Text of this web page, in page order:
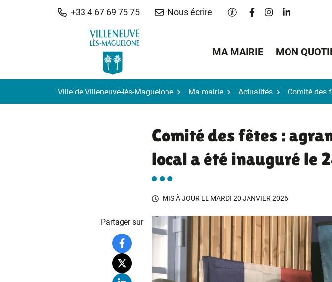
+33 4 67 69 75 75 Nous écrire Paramètres d'accessibilité
Lien vers le compte
Lien vers le
Lien vers le
MA MAIRIE MON
Ville de Villeneuve-lès-Maguelone Ma mairie Actualités Comité des
Comité des fêtes :
local a été inauguré le
MIS À JOUR LE MARDI 20 JANVIER 2026
Partager sur